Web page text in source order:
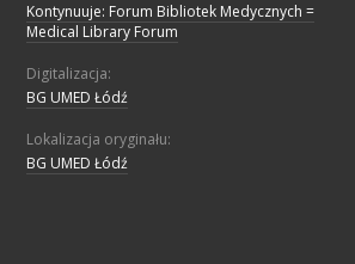
Kontynuuje: Forum Bibliotek Medycznych =
Medical Library Forum
Digitalizacja:
BG UMED Łódź
Lokalizacja oryginału:
BG UMED Łódź